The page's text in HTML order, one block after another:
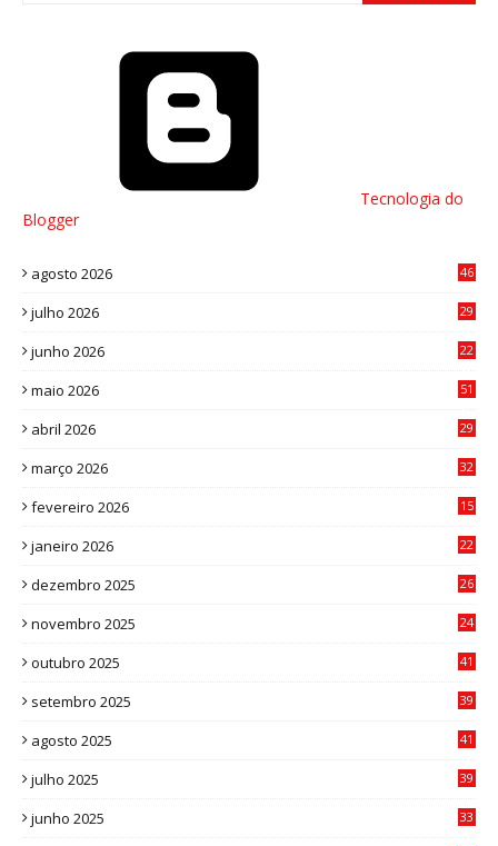
Tecnologia do
Blogger
agosto 2026 46
julho 2026
29
junho 2026
22
maio 2026
51
abril 2026
29
março 2026
32
fevereiro 2026
15
janeiro 2026
22
dezembro 2025
26
novembro 2025
24
outubro 2025
41
setembro 2025
39
agosto 2025
41
julho 2025
39
junho 2025
33